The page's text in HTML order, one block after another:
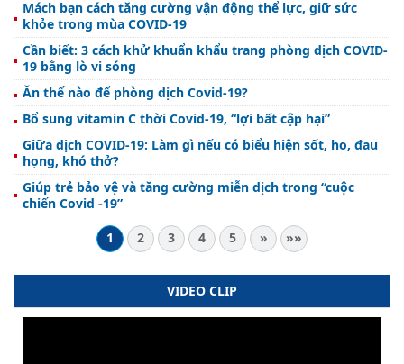
Mách bạn cách tăng cường vận động thể lực, giữ sức
khỏe trong mùa COVID-19
Cần biết: 3 cách khử khuẩn khẩu trang phòng dịch COVID-
19 bằng lò vi sóng
Ăn thế nào để phòng dịch Covid-19?
Bổ sung vitamin C thời Covid-19, “lợi bất cập hại”
Giữa dịch COVID-19: Làm gì nếu có biểu hiện sốt, ho, đau
họng, khó thở?
Giúp trẻ bảo vệ và tăng cường miễn dịch trong “cuộc
chiến Covid -19”
1
2 3 4 5 » »»
VIDEO CLIP